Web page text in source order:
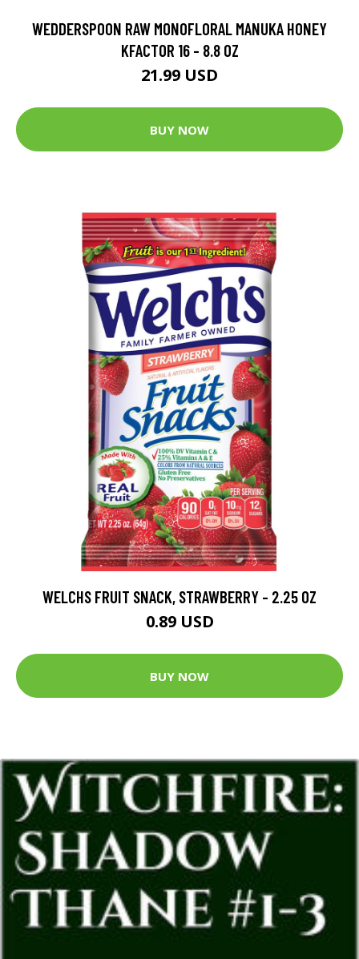
WEDDERSPOON RAW MONOFLORAL MANUKA HONEY
KFACTOR 16 - 8.8 OZ
21.99 USD
BUY NOW
WELCHS FRUIT SNACK, STRAWBERRY - 2.25 OZ
0.89 USD
BUY NOW